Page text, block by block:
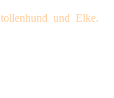
und Elke.